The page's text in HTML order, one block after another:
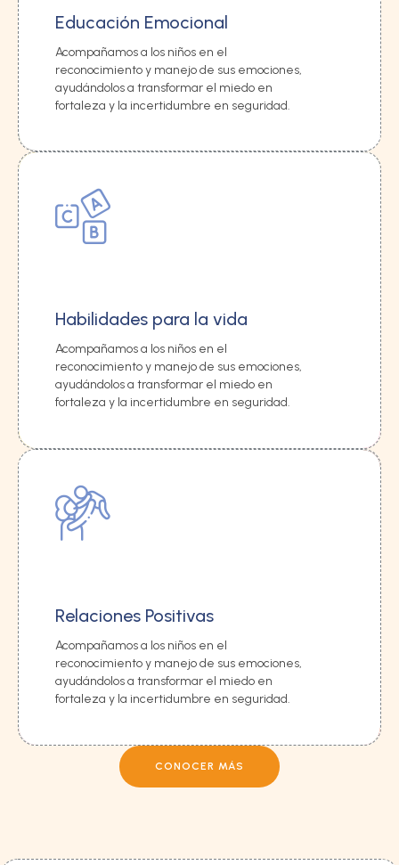
Educación Emocional
Acompañamos a los niños en el
reconocimiento y manejo de sus emociones,
ayudándolos a transformar el miedo en
fortaleza y la incertidumbre en seguridad.
Habilidades para la vida
Acompañamos a los niños en el
reconocimiento y manejo de sus emociones,
ayudándolos a transformar el miedo en
fortaleza y la incertidumbre en seguridad.
Relaciones Positivas
Acompañamos a los niños en el
reconocimiento y manejo de sus emociones,
ayudándolos a transformar el miedo en
fortaleza y la incertidumbre en seguridad.
CONOCER MÁS